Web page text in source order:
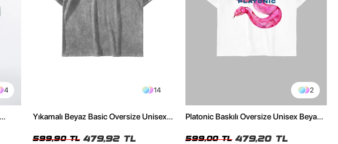
4 14
Yıkamalı Beyaz Basic Oversize Unisex
599,90 TL 479,92 TL
2
Platonic Baskılı Oversize Unisex Beyaz
599,00 TL 479,20 TL